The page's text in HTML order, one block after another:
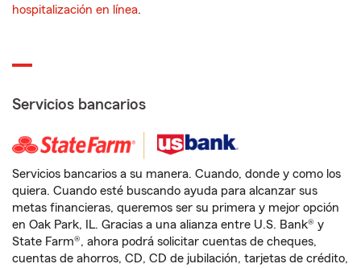
hospitalización en línea.
Servicios bancarios
Servicios bancarios a su manera. Cuando, donde y como los
quiera. Cuando esté buscando ayuda para alcanzar sus
metas financieras, queremos ser su primera y mejor opción
en Oak Park, IL. Gracias a una alianza entre U.S. Bank® y
State Farm®, ahora podrá solicitar cuentas de cheques,
cuentas de ahorros, CD, CD de jubilación, tarjetas de crédito,